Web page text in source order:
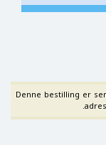
Denne bestilling er